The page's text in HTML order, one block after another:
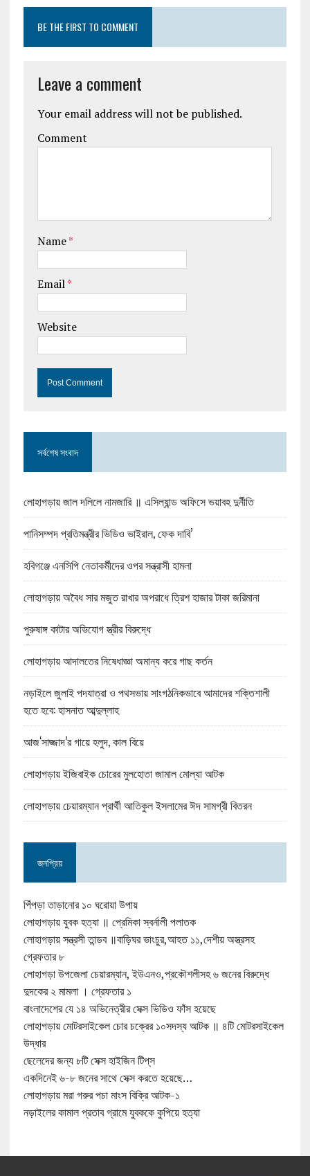
BE THE FIRST TO COMMENT
Leave a comment
Your email address will not be published.
Comment
Name*
Email*
Website
সর্বশেষ সংবাদ
লোহাগড়ায় জাল দলিলে নামজারি ॥ এসিল্যান্ড অফিসে ভয়াবহ দুর্নীতি
পানিসম্পদ প্রতিমন্ত্রীর ভিডিও ভাইরাল, ফেক দাবি’
হবিগঞ্জে এনসিপি নেতাকর্মীদের ওপর সন্ত্রাসী হামলা
লোহাগড়ায় অবৈধ সার মজুত রাখার অপরাধে ত্রিশ হাজার টাকা জরিমানা
পুরুষাঙ্গ কাটার অভিযোগ স্ত্রীর বিরুদ্ধে
লোহাগড়ায় আদালতের নিষেধাজ্ঞা অমান্য করে গাছ কর্তন
নড়াইলে জুলাই পদযাত্রা ও পথসভায় সাংগঠনিকভাবে আমাদের শক্তিশালী
হতে হবে: হাসনাত আব্দুল্লাহ
আজ‘সাজ্জাদ’র গায়ে হলুদ, কাল বিয়ে
লোহাগড়ায় ইজিবাইক চোরের মুলহোতা জামাল মোল্যা আটক
লোহাগড়ায় চেয়ারম্যান প্রার্থী আতিকুল ইসলামের ঈদ সামগ্রী বিতরন
জনপ্রিয়
পিঁপড়া তাড়ানোর ১০ ঘরোয়া উপায়
লোহাগড়ায় যুবক হত্যা ॥ প্রেমিকা স্বর্নালী পলাতক
লোহাগড়ায় সন্ত্রসী তান্ডব ॥বাড়িঘর ভাংচুর,আহত ১১,দেশীয় অস্ত্রসহ
গ্রেফতার ৮
লোহাগড়া উপজেলা চেয়ারম্যান, ইউএনও,প্রকৌশলীসহ ৬ জনের বিরুদ্ধে
দুদকের ২ মামলা । গ্রেফতার ১
বাংলাদেশের যে ১৪ অভিনেত্রীর সেক্স ভিডিও ফাঁস হয়েছে
লোহাগড়ায় মোটরসাইকেল চোর চক্রের ১০সদস্য আটক ॥ ৪টি মোটরসাইকেল
উদ্ধার
ছেলেদের জন্য ৮টি সেক্স হাইজিন টিপ্‌স
একদিনেই ৬-৮ জনের সাথে সেক্স করতে হয়েছে…
লোহাগড়ায় মরা গরুর পচা মাংস বিক্রি আটক-১
নড়াইলের কামাল প্রতাব গ্রামে যুবককে কুপিয়ে হত্যা